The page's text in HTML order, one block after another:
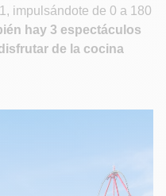
impulsándote de 0 a 180
hay 3 espectáculos
de la cocina